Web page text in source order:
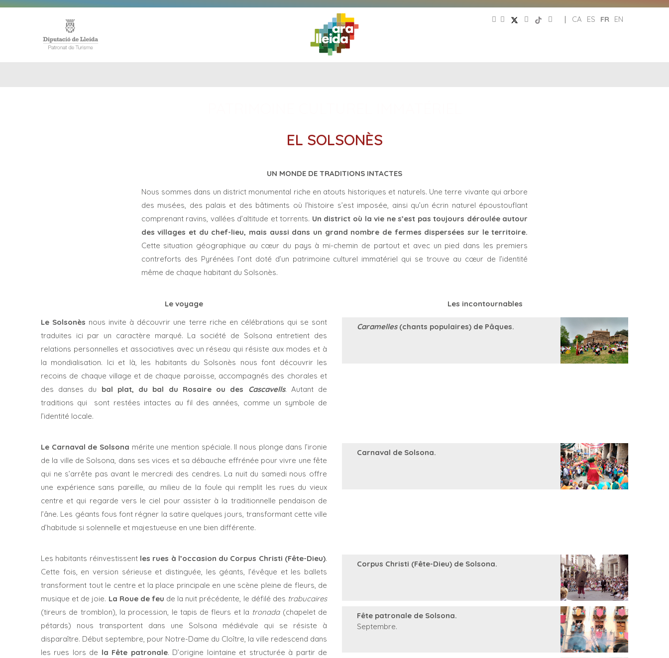
CA ES FR EN
|
EL SOLSONÈS
UN MONDE DE TRADITIONS INTACTES
Nous sommes dans un district monumental riche en atouts historiques et naturels. Une terre vivante qui arbore
des musées, des palais et des bâtiments où l’histoire s’est imposée, ainsi qu’un écrin naturel époustouflant
comprenant ravins, vallées d’altitude et torrents. Un district où la vie ne s’est pas toujours déroulée autour
des villages et du chef-lieu, mais aussi dans un grand nombre de fermes dispersées sur le territoire.
Cette situation géographique au cœur du pays à mi-chemin de partout et avec un pied dans les premiers
contreforts des Pyrénées l’ont doté d’un patrimoine culturel immatériel qui se trouve au cœur de l’identité
même de chaque habitant du Solsonès.
Le voyage
Le Solsonès nous invite à découvrir une terre riche en célébrations qui se sont
traduites ici par un caractère marqué. La société de Solsona entretient des
relations personnelles et associatives avec un réseau qui résiste aux modes et à
la mondialisation. Ici et là, les habitants du Solsonès nous font découvrir les
recoins de chaque village et de chaque paroisse, accompagnés des chorales et
des danses du bal plat, du bal du Rosaire ou des Cascavells. Autant de
traditions qui
sont restées intactes au fil des années, comme un symbole de
l’identité locale.
Les incontournables
Caramelles(chants populaires) de Pâques.
Le Carnaval de Solsona mérite une mention spéciale. Il nous plonge dans l’ironie
de la ville de Solsona, dans ses vices et sa débauche effrénée pour vivre une fête
qui ne s’arrête pas avant le mercredi des cendres. La nuit du samedi nous offre
une expérience sans pareille, au milieu de la foule qui remplit les rues du vieux
centre et qui regarde vers le ciel pour assister à la traditionnelle pendaison de
l’âne. Les géants fous font régner la satire quelques jours, transformant cette ville
d’habitude si solennelle et majestueuse en une bien différente.
Carnaval de Solsona.
Les habitants réinvestissent les rues à l’occasion du Corpus Christi (Fête-Dieu).
Cette fois, en version sérieuse et distinguée, les géants, l’évêque et les ballets
transforment tout le centre et la place principale en une scène pleine de fleurs, de
musique et de joie. La Roue de feu de la nuit précédente, le défilé des trabucaires
(tireurs de tromblon), la procession, le tapis de fleurs et la tronada(chapelet de
pétards) nous transportent dans une Solsona médiévale qui se résiste à
disparaître. Début septembre, pour Notre-Dame du Cloître, la ville redescend dans
les rues lors de la Fête patronale. D’origine lointaine et structurée à partir de
Corpus Christi (Fête-Dieu) de Solsona.
Fête patronale de Solsona.
Septembre.